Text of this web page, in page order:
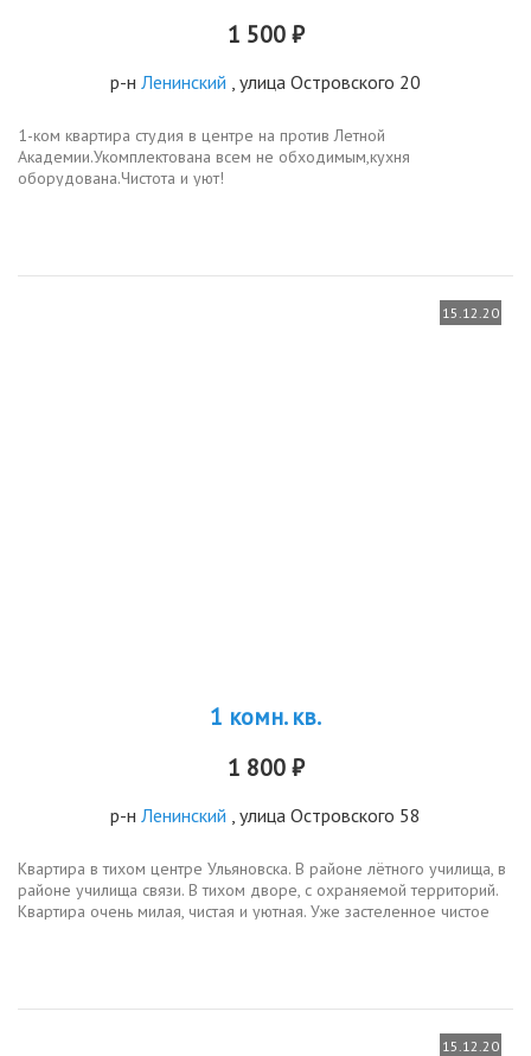
1 500 ₽
р-н Ленинский , улица Островского 20
1-ком квартира студия в центре на против Летной
Академии.Укомплектована всем не обходимым,кухня
оборудована.Чистота и уют!
15.12.20
1 комн. кв.
1 800 ₽
р-н Ленинский , улица Островского 58
Квартира в тихом центре Ульяновска. В районе лётного училища, в
районе училища связи. В тихом дворе, с охраняемой территорий.
Квартира очень милая, чистая и уютная. Уже застеленное чистое
15.12.20